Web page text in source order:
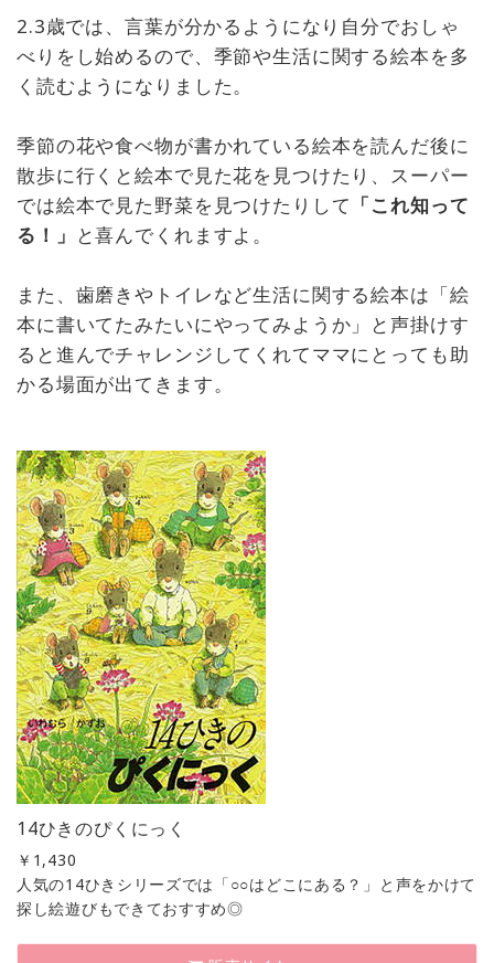
2.3歳では、言葉が分かるようになり自分でおしゃ
べりをし始めるので、季節や生活に関する絵本を多
く読むようになりました。
季節の花や食べ物が書かれている絵本を読んだ後に
散歩に行くと絵本で見た花を見つけたり、スーパー
では絵本で見た野菜を見つけたりして 「これ知って
る！」 と喜んでくれますよ。
また、歯磨きやトイレなど生活に関する絵本は「絵
本に書いてたみたいにやってみようか」と声掛けす
ると進んでチャレンジしてくれてママにとっても助
かる場面が出てきます。
14ひきのぴくにっく
￥ 1,430
人気の14ひきシリーズでは「○○はどこにある？」と声をかけて
探し絵遊びもできておすすめ◎